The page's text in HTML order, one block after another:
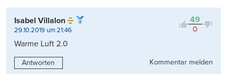
49
0
Isabel Villalon
29.10.2019 um 21:46
Warme Luft 2.0
Antworten Kommentar melden